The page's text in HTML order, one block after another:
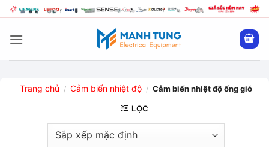
Bỏ
qua
nội
Trang chủ / Cảm biến nhiệt độ / Cảm biến nhiệt độ ống gió
LỌC